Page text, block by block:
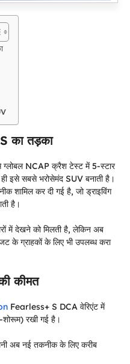
का तड़का
ग्लोबल NCAP क्रैश टेस्ट में 5-स्टार
इसे सबसे भरोसेमंद SUV बनाती है।
शामिल कर दी गई है, जो ड्राइविंग
है।
में देखने को मिलती है, लेकिन अब
के ग्राहकों के लिए भी उपलब्ध करा
कीमत
Fearless+ S DCA वेरिएंट में
रखी गई है।
अब नई तकनीक के लिए करीब